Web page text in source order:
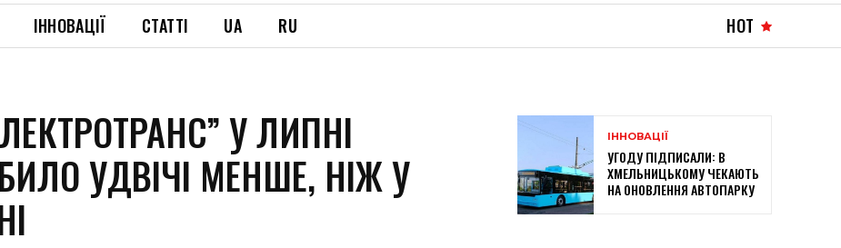
ІННОВАЦІЇ СТАТТІ UA RU HOT
У ЛИПНІ
УДВІЧІ МЕНШЕ, НІЖ У
ІННОВАЦІЇ
УГОДУ ПІДПИСАЛИ: В
ХМЕЛЬНИЦЬКОМУ ЧЕКАЮТЬ
НА ОНОВЛЕННЯ АВТОПАРКУ